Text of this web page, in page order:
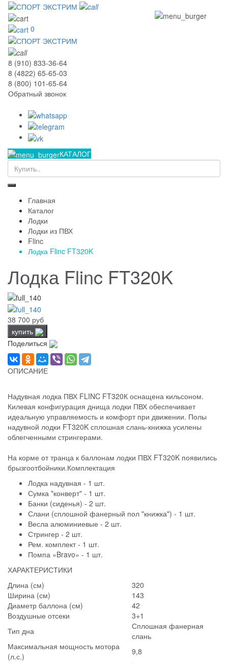
0
8 (910) 833-36-64
8 (4822) 65-65-03
8 (800) 101-65-64
Обратный звонок
КАТАЛОГ
Главная
Каталог
Лодки
Лодки из ПВХ
Flinc
Лодка Flinc FT320K
Лодка Flinc FT320K
38 700 руб
купить
Поделиться
ОПИСАНИЕ
Надувная лодка ПВХ FLINC FT320К оснащена кильсоном.
Килевая конфигурация днища лодки ПВХ обеспечивает
идеальную управляемость и комфорт при движении. Полы
надувной лодки FT320K сплошная слань-книжка усилены
облегченными стрингерами.
На корме от транца к баллонам лодки ПВХ FT320K появились
брызгоотбойники.Комплектация
Лодка надувная - 1 шт.
Сумка "конверт" - 1 шт.
Банки (сиденья) - 2 шт.
Слани (сплошной фанерный пол "книжка") - 1 шт.
Весла алюминиевые - 2 шт.
Стрингер - 2 шт.
Рем. комплект - 1 шт.
Помпа «Bravo» - 1 шт.
ХАРАКТЕРИСТИКИ
Длина (см)
320
Ширина (см)
143
Диаметр баллона (см)
42
Воздушные отсеки
3+1
Тип дна
Сплошная фанерная
слань
Максимальная мощность мотора
(л.с.)
9,8